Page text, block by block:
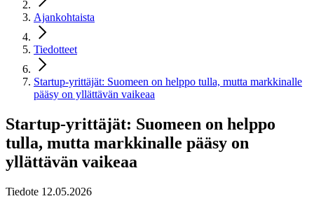
Ajankohtaista
Tiedotteet
Startup-yrittäjät: Suomeen on helppo tulla, mutta markkinalle
pääsy on yllättävän vaikeaa
Startup-yrittäjät: Suomeen on helppo
tulla, mutta markkinalle pääsy on
yllättävän vaikeaa
Tiedote 12.05.2026